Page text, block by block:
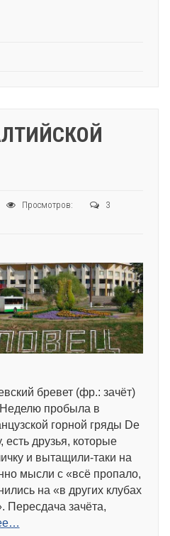
Просмотров:
3
бревет (фр.: зачёт)
Неделю пробыла в
горной гряды De
есть друзья, которые
и вытащили-таки на
мысли с «всё пропало,
на «в других клубах
Пересдача зачёта,